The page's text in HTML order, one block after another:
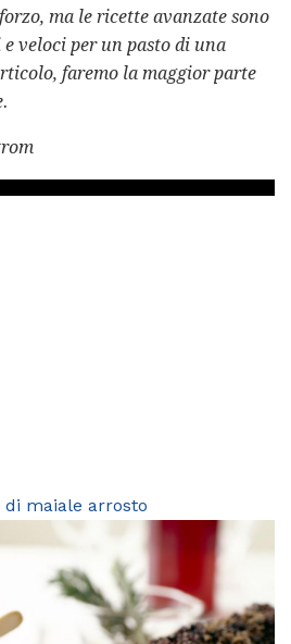
ma le ricette avanzate sono
veloci per un pasto di una
faremo la maggior parte
di maiale arrosto